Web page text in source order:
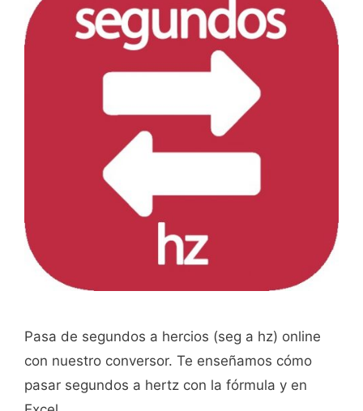
Pasa de segundos a hercios (seg a hz) online
con nuestro conversor. Te enseñamos cómo
pasar segundos a hertz con la fórmula y en